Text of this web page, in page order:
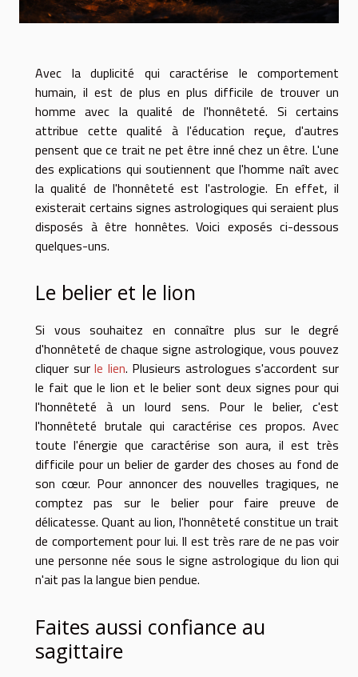
Avec la duplicité qui caractérise le comportement
humain, il est de plus en plus difficile de trouver un
homme avec la qualité de l'honnêteté. Si certains
attribue cette qualité à l'éducation reçue, d'autres
pensent que ce trait ne pet être inné chez un être. L'une
des explications qui soutiennent que l'homme naît avec
la qualité de l'honnêteté est l'astrologie. En effet, il
existerait certains signes astrologiques qui seraient plus
disposés à être honnêtes. Voici exposés ci-dessous
quelques-uns.
Le belier et le lion
Si vous souhaitez en connaître plus sur le degré
d'honnêteté de chaque signe astrologique, vous pouvez
cliquer surle lien. Plusieurs astrologues s'accordent sur
le fait que le lion et le belier sont deux signes pour qui
l'honnêteté à un lourd sens. Pour le belier, c'est
l'honnêteté brutale qui caractérise ces propos. Avec
toute l'énergie que caractérise son aura, il est très
difficile pour un belier de garder des choses au fond de
son cœur. Pour annoncer des nouvelles tragiques, ne
comptez pas sur le belier pour faire preuve de
délicatesse. Quant au lion, l'honnêteté constitue un trait
de comportement pour lui. Il est très rare de ne pas voir
une personne née sous le signe astrologique du lion qui
n'ait pas la langue bien pendue.
Faites aussi confiance au
sagittaire